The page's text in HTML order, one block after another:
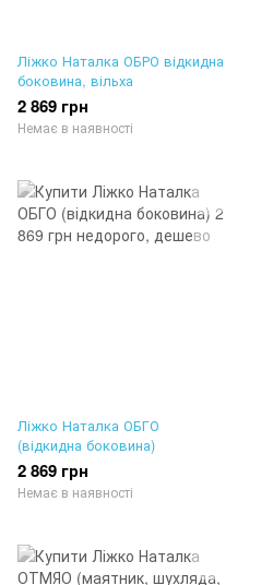
Ліжко Наталка ОБРО відкидна
боковина, вільха
2 869 грн
Немає в наявності
Ліжко Наталка ОБГО
(відкидна боковина)
2 869 грн
Немає в наявності